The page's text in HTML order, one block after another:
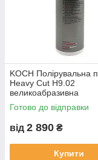
KOCH Полірувальна
Heavy Cut H9.02
великоабразивна
Готово до відправки
від 2 890 ₴
Купити